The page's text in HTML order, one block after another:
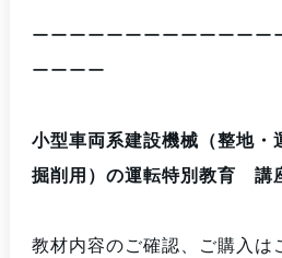
ーーーーーーーーーーーーー
ーーーー
小型車両系建設機械（整地・
掘削用）の運転特別教育 講
教材内容のご確認、ご購入